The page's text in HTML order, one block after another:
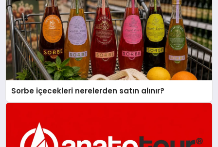
Sorbe içecekleri nerelerden satın alınır?